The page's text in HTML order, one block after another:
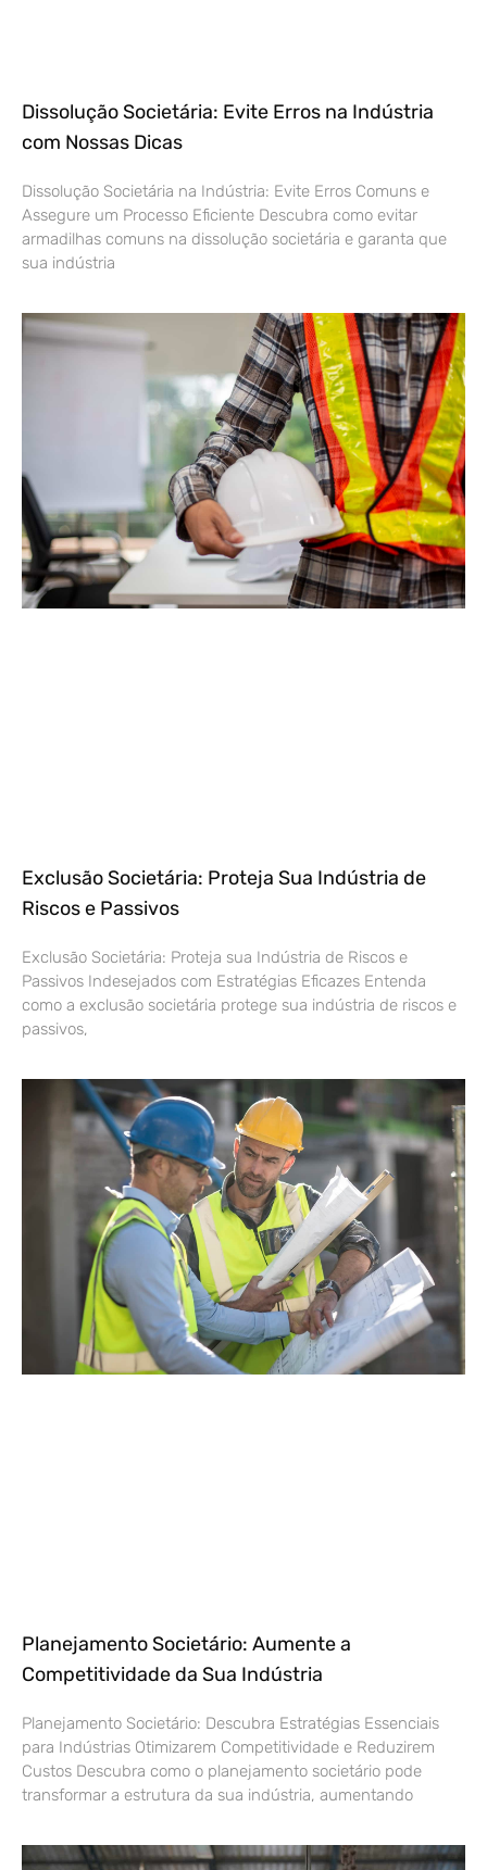
Dissolução Societária: Evite Erros na Indústria
com Nossas Dicas
Dissolução Societária na Indústria: Evite Erros Comuns e
Assegure um Processo Eficiente Descubra como evitar
armadilhas comuns na dissolução societária e garanta que
sua indústria
Exclusão Societária: Proteja Sua Indústria de
Riscos e Passivos
Exclusão Societária: Proteja sua Indústria de Riscos e
Passivos Indesejados com Estratégias Eficazes Entenda
como a exclusão societária protege sua indústria de riscos e
passivos,
Planejamento Societário: Aumente a
Competitividade da Sua Indústria
Planejamento Societário: Descubra Estratégias Essenciais
para Indústrias Otimizarem Competitividade e Reduzirem
Custos Descubra como o planejamento societário pode
transformar a estrutura da sua indústria, aumentando